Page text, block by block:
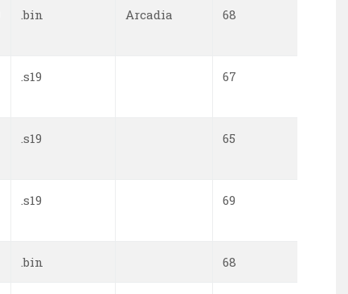
.bin Arcadia 68
.s19 67
.s19 65
.s19 69
.bin 68